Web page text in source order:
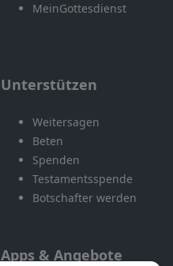
MeinGottesdienst
Unterstützen
Weitersagen
Beten
Spenden
Testamentsspende
Botschafter werden
Apps & Angebote